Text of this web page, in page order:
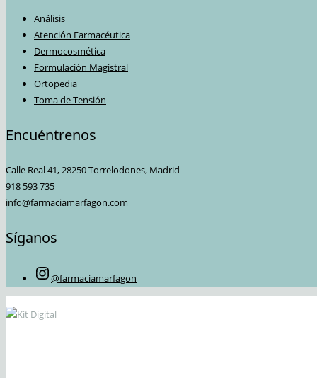
Análisis
Atención Farmacéutica
Dermocosmética
Formulación Magistral
Ortopedia
Toma de Tensión
Encuéntrenos
Calle Real 41, 28250 Torrelodones, Madrid
918 593 735
info@farmaciamarfagon.com
Síganos
@farmaciamarfagon